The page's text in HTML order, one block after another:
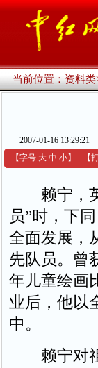
当前位置：资料类
2007-01-16 13:29:21
【字号 大 中 小】 【
赖宁，英
员”时，下
全面发展，
先队员。曾
年儿童绘画
业后，他以
中。
赖宁对祖